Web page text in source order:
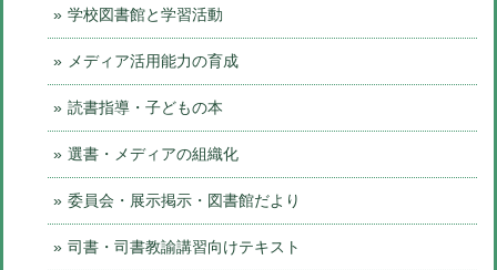
学校図書館と学習活動
メディア活用能力の育成
読書指導・子どもの本
選書・メディアの組織化
委員会・展示掲示・図書館だより
司書・司書教諭講習向けテキスト